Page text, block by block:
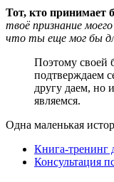
Тот, кто принимает
твоё признание
что ты еще мог бы
Поэтому своей
подтверждаем
другу даем, но
являемся.
Одна маленькая
Книга-тренинг
Консультация